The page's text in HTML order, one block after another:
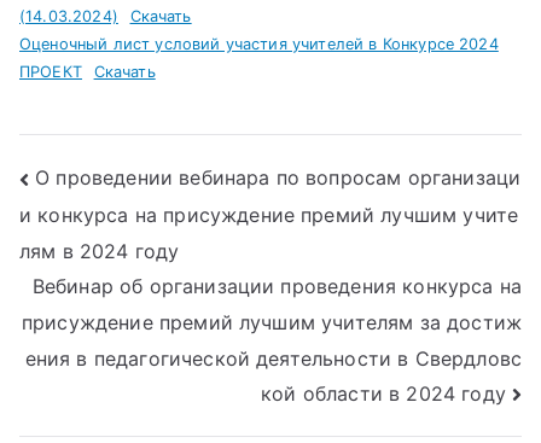
(14.03.2024)
Скачать
Оценочный лист условий участия учителей в Конкурсе 2024
ПРОЕКТ
Скачать
Навигация
по
записям
О проведении вебинара по вопросам организаци
и конкурса на присуждение премий лучшим учите
лям в 2024 году
Вебинар об организации проведения конкурса на
присуждение премий лучшим учителям за достиж
ения в педагогической деятельности в Свердловс
кой области в 2024 году